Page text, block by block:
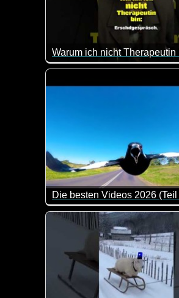
Warum ich nicht Therapeutin
Ist halt schon blöd, wenn
Die besten Videos 2026 (Teil
Eine tolle